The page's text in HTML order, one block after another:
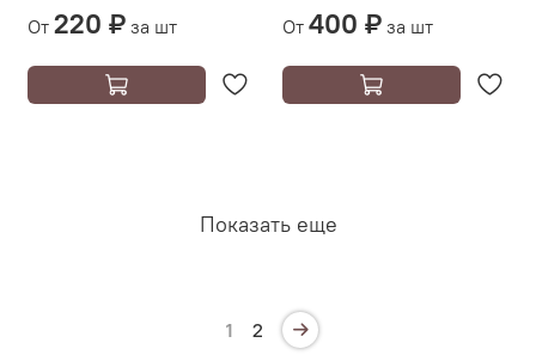
От 220 ₽ за шт
От 400 ₽ за шт
Показать еще
1 2